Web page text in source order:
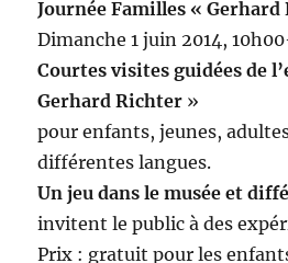
Journée Familles «
Dimanche 1 juin 2014,
Courtes visites guidées de
Gerhard Richter »
pour enfants, jeunes,
différentes langues.
Un jeu dans le musée et
invitent le public à des
Prix : gratuit pour les